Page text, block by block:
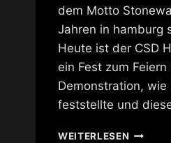
dem Motto
Jahren in hamburg
Heute ist der CSD
ein Fest zum Feiern
Demonstration, wie
feststellte und
WEITERLESEN